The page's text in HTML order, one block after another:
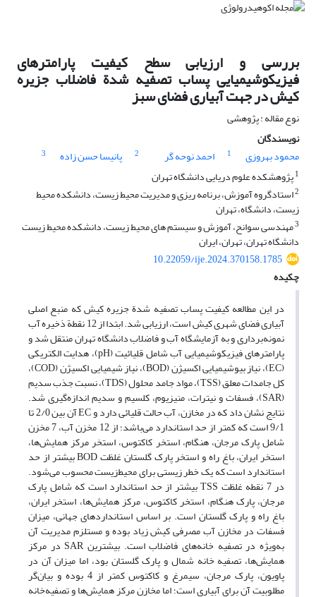
بررسی و ارزیابی سطح کیفیت پارامترهای
فیزیکوشیمیایی پساب تصفیه شدة فاضلاب جزیره
کیش در جهت آبیاری فضای سبز
نوع مقاله : پژوهشی
نویسندگان
محمود بهروزی
1 احمد نوحه گر 2 پانیسا حسن زاده
3
1پژوهشکده علوم دریایی دانشگاه تهران
2استادگروه آموزش، برنامه ریزی و مدیریت محیط زیست، دانشکده محیط
زیست، دانشگاه، تهران
3مهندسی سوانح، آموزش و سیستم های محیط زیست، دانشکده محیط زیست
دانشگاه تهران، تهران، ایران
10.22059/ije.2024.370158.1785
چکیده
در این مطالعه کیفیت پساب تصفیه شدة جزیره کیش که منبع اصلی
آبیاری فضای شهری کیش است، ارزیابی شد. ابتدا از 12 نقطة ذخیره آب
نمونه‌برداری و به آزمایشگاه آب و فاضلاب دانشگاه تهران منتقل شد و
پارامترهای فیزیکوشیمیایی آب شامل قلیائیت (pH)، هدایت الکتریکی
(EC)، نیاز بیوشیمیایی اکسیژن (BOD)، نیاز شیمیایی اکسیژن (COD)،
کل جامدات معلق (TSS)، مواد جامد محلول (TDS)، نسبت جذب سدیم
(SAR)، فسفات و نیترات، منیزیوم، کلسیم و سدیم اندازه‌گیری شد.
نتایج نشان داد که در مخازن، آب حالت قلیائی دارد و EC آن بین 2/0 تا
9/1 است که کمتر از حد استاندارد می‌باشد؛ از 12 مخزن آب، 7 مخزن
شامل پارک مرجان، هنگام، استخر کاکتوس، استخر مرکز همایش‌ها،
استخر ایران، باغ راه و استخر پارک گلستان غلظت BOD بیشتر از حد
استاندارد است که یک خطر زیستی برای محیط‌زیست محسوب می‌شود.
در 7 نقطه غلظت TSS بیشتر از حد استاندارد است که شامل پارک
مرجان، پارک هنگام، استخر کاکتوس، مرکز همایش‌ها، استخر ایران،
باغ راه و پارک گلستان است. بر اساس استانداردهای جهانی، میزان
فسفات در مخازن آب مصرفی کیش زیاد بوده و مستلزم مدیریت آن
به‌ویژه در تصفیه خانه‌های فاضلاب است. بیشترین SAR در مرکز
همایش‌ها، تصفیه خانه شمال و پارک گلستان بود، اما میزان آن در
پاویون، پارک مرجان، سیمرغ و کاکتوس کمتر از 4 بوده و بیان‌گر
مطلوبیت آن برای آبیاری است؛ اما مخازن مرکز همایش‌ها و تصفیه‌خانه